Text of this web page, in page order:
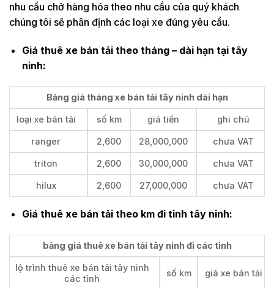
nhu cầu chở hàng hóa theo nhu cầu của quý khách
chúng tôi sẽ phân định các loại xe đúng yêu cầu.
Giá thuê xe bán tải theo tháng – dài hạn tại tây
ninh:
Bảng giá tháng xe bán tải tây ninh dài hạn
loại xe bán tải số km giá tiền ghi chú
ranger 2,600 28,000,000 chưa VAT
triton 2,600 30,000,000 chưa VAT
hilux 2,600 27,000,000 chưa VAT
Giá thuê xe bán tải theo km đi tỉnh tây ninh:
bảng giá thuê xe bán tải tây ninh đi các tỉnh
lộ trình thuê xe bán tải tây ninh
các tỉnh
số km giá xe bán tải